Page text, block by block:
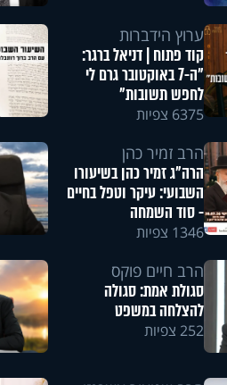
ערוץ הידברות
קוד פתוח | דניאל ברגר:
"ה-7 באוקטובר גרם לי
לחפש תשובות"
6375 צפיות
הרב זמיר כהן
הרה"ג זמיר כהן בשיעורו
השבועי: עיקר וטפל בחיים
- סוד השמחה
1346 צפיות
הרב חיים פוקס
סגולת אמת: סגולה
להצלחה במשפט
252 צפיות